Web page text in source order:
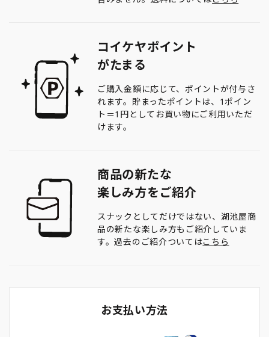
コイケヤポイント
がたまる
ご購入金額に応じて、ポイントが付与さ
れます。貯まったポイントは、1ポイン
ト＝1円としてお買い物にご利用いただ
けます。
商品の新たな
楽しみ方をご紹介
スナックとしてだけではない、湖池屋商
品の新たな楽しみ方もご紹介していま
す。過去のご紹介ついてはこちら
お支払い方法